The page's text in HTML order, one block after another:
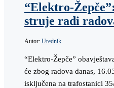
“Elektro-
struje radi
Autor: Urednik
“Elektro-Žepče”
će zbog radova danas,
isključena na trafostanici